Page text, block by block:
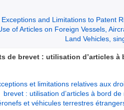
de brevet : utilisation d’articles